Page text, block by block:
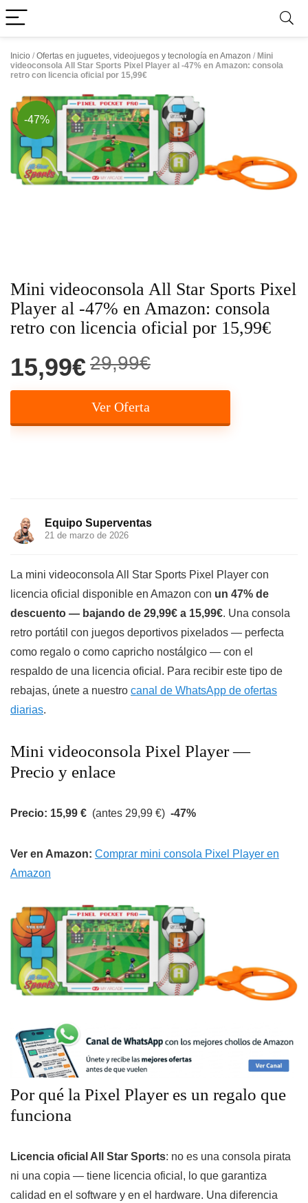
Inicio / Ofertas en juguetes, videojuegos y tecnología en Amazon / Mini
videoconsola All Star Sports Pixel Player al -47% en Amazon: consola
retro con licencia oficial por 15,99€
-47%
Mini videoconsola All Star Sports Pixel
Player al -47% en Amazon: consola
retro con licencia oficial por 15,99€
15,99€29,99€
Ver Oferta
Equipo Superventas
21 de marzo de 2026
La mini videoconsola All Star Sports Pixel Player con
licencia oficial disponible en Amazon con un 47% de
descuento — bajando de 29,99€ a 15,99€. Una consola
retro portátil con juegos deportivos pixelados — perfecta
como regalo o como capricho nostálgico — con el
respaldo de una licencia oficial. Para recibir este tipo de
rebajas, únete a nuestro canal de WhatsApp de ofertas
diarias.
Mini videoconsola Pixel Player —
Precio y enlace
Precio: 15,99 € (antes 29,99 €) -47%
Ver en Amazon: Comprar mini consola Pixel Player en
Amazon
Por qué la Pixel Player es un regalo que
funciona
Licencia oficial All Star Sports: no es una consola pirata
ni una copia — tiene licencia oficial, lo que garantiza
calidad en el software y en el hardware. Una diferencia